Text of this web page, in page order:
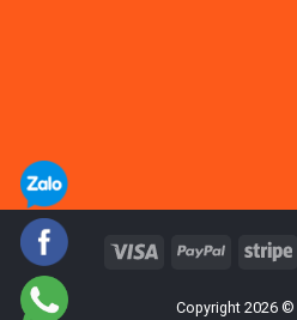
Copyright 2026 ©